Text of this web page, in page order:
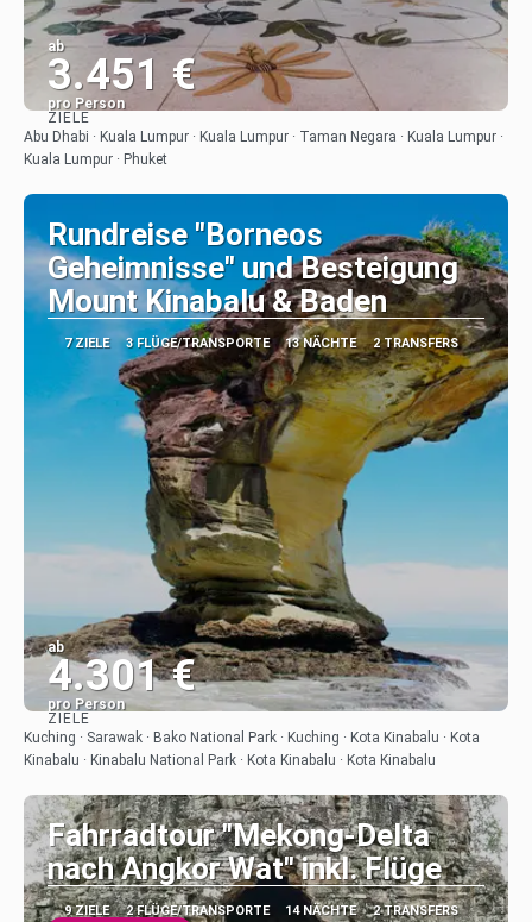
ab
3.451 €
pro Person
Sehen
ZIELE
Abu Dhabi · Kuala Lumpur · Kuala Lumpur · Taman Negara · Kuala Lumpur ·
Kuala Lumpur · Phuket
Rundreise "Borneos
Geheimnisse" und Besteigung
Mount Kinabalu & Baden
7 ZIELE 3 FLÜGE/TRANSPORTE 13 NÄCHTE 2 TRANSFERS
ab
4.301 €
pro Person
Sehen
ZIELE
Kuching · Sarawak · Bako National Park · Kuching · Kota Kinabalu · Kota
Kinabalu · Kinabalu National Park · Kota Kinabalu · Kota Kinabalu
Fahrradtour "Mekong-Delta
nach Angkor Wat" inkl. Flüge
9 ZIELE 2 FLÜGE/TRANSPORTE 14 NÄCHTE 2 TRANSFERS